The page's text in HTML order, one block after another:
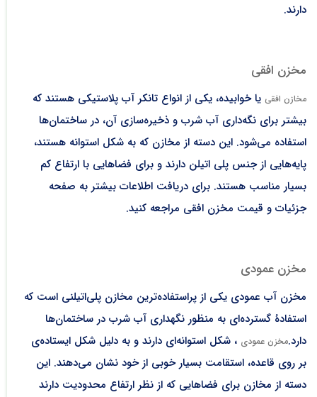
دارند.
مخزن افقی
مخازن افقی یا خوابیده، یکی از انواع تانکر آب پلاستیکی هستند که
بیشتر برای نگه‌داری آب شرب و ذخیره‌سازی آن، در ساختمان‌ها
استفاده می‌شود. این دسته از مخازن که به شکل استوانه هستند،
پایه‌هایی از جنس پلی اتیلن دارند و برای فضاهایی با ارتفاع کم
بسیار مناسب هستند. برای دریافت اطلاعات بیشتر به صفحه
جزئیات و قیمت مخزن افقی مراجعه کنید.
مخزن عمودی
مخزن آب عمودی یکی از پراستفاده‌ترین مخازن پلی‌اتیلنی است که
استفادۀ گسترده‌ای به منظور نگهداری آب شرب در ساختمان‌ها
دارد.مخزن عمودی ، شکل استوانه‌ای دارند و به دلیل شکل ایستاده‌ی
بر روی قاعده، استقامت بسیار خوبی از خود نشان می‌دهند. این
دسته از مخازن برای فضاهایی که از نظر ارتفاع محدودیت دارند